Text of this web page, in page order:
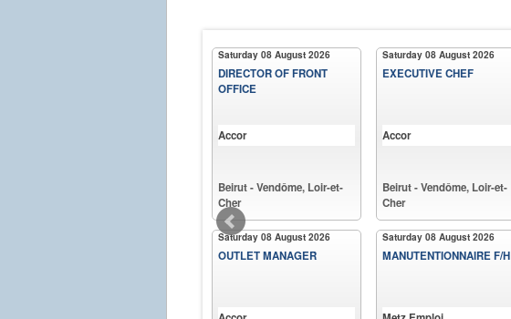
Saturday 08 August 2026
DIRECTOR OF FRONT
OFFICE
Accor
Beirut - Vendôme, Loir-et-
Cher
Saturday 08 August 2026
OUTLET MANAGER
Saturday 08 August 2026
EXECUTIVE CHEF
Accor
Beirut - Vendôme, Loir-et-
Cher
Saturday 08 August 2026
MANUTENTIONNAIRE F/H